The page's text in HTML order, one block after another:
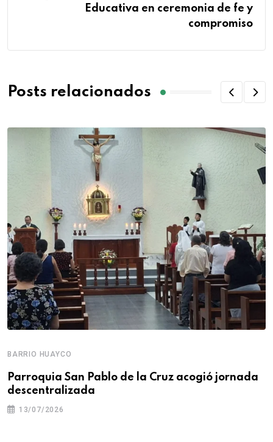
Educativa en ceremonia de fe y
compromiso
Posts relacionados
BARRIO HUAYCO
Parroquia San Pablo de la Cruz acogió jornada
descentralizada
13/07/2026